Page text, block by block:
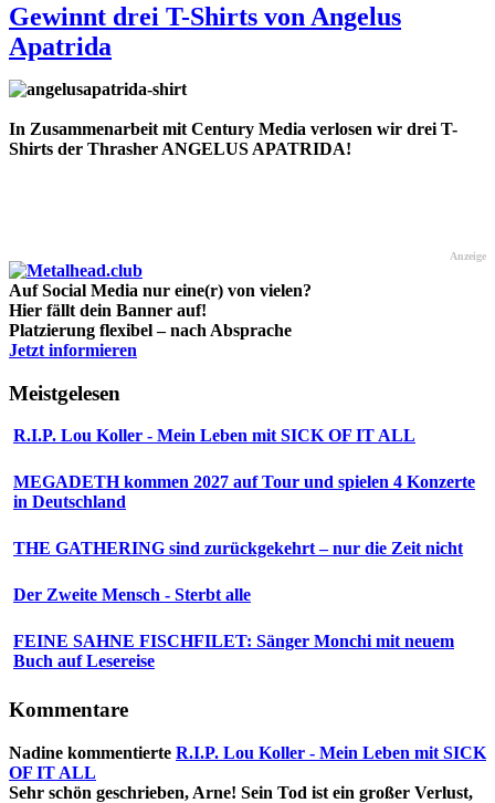
Gewinnt drei T-Shirts von Angelus
Apatrida
In Zusammenarbeit mit Century Media verlosen wir drei T-
Shirts der Thrasher ANGELUS APATRIDA!
Anzeige
Auf Social Media nur eine(r) von vielen?
Hier fällt dein Banner auf!
Platzierung flexibel – nach Absprache
Jetzt informieren
Meistgelesen
R.I.P. Lou Koller - Mein Leben mit SICK OF IT ALL
MEGADETH kommen 2027 auf Tour und spielen 4 Konzerte
in Deutschland
THE GATHERING sind zurückgekehrt – nur die Zeit nicht
Der Zweite Mensch - Sterbt alle
FEINE SAHNE FISCHFILET: Sänger Monchi mit neuem
Buch auf Lesereise
Kommentare
Nadine kommentierte R.I.P. Lou Koller - Mein Leben mit SICK
OF IT ALL
Sehr schön geschrieben, Arne! Sein Tod ist ein großer Verlust,